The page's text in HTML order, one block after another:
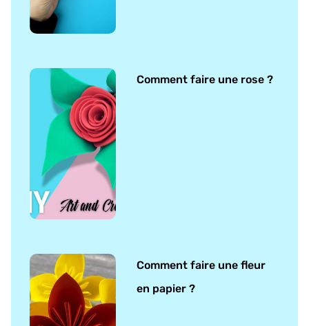
Comment faire une rose ?
Comment faire une fleur
en papier ?